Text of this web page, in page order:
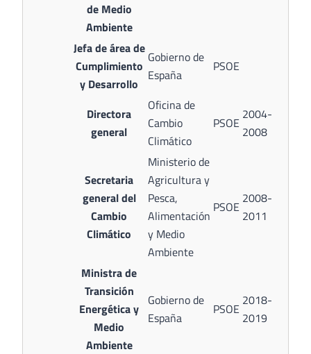
de Medio
Ambiente
Jefa de área de
Cumplimiento
y Desarrollo
Gobierno de
España
PSOE
Directora
general
Oficina de
Cambio
Climático
PSOE
2004-
2008
Secretaria
general del
Cambio
Climático
Ministerio de
Agricultura y
Pesca,
Alimentación
y Medio
Ambiente
PSOE
2008-
2011
Ministra de
Transición
Energética y
Medio
Ambiente
Gobierno de
España
PSOE
2018-
2019